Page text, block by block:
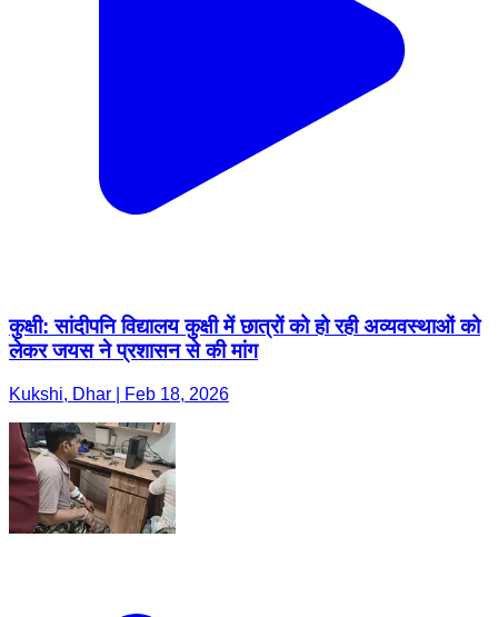
कुक्षी: सांदीपनि विद्यालय कुक्षी में छात्रों को हो रही अव्यवस्थाओं को
लेकर जयस ने प्रशासन से की मांग
Kukshi, Dhar | Feb 18, 2026